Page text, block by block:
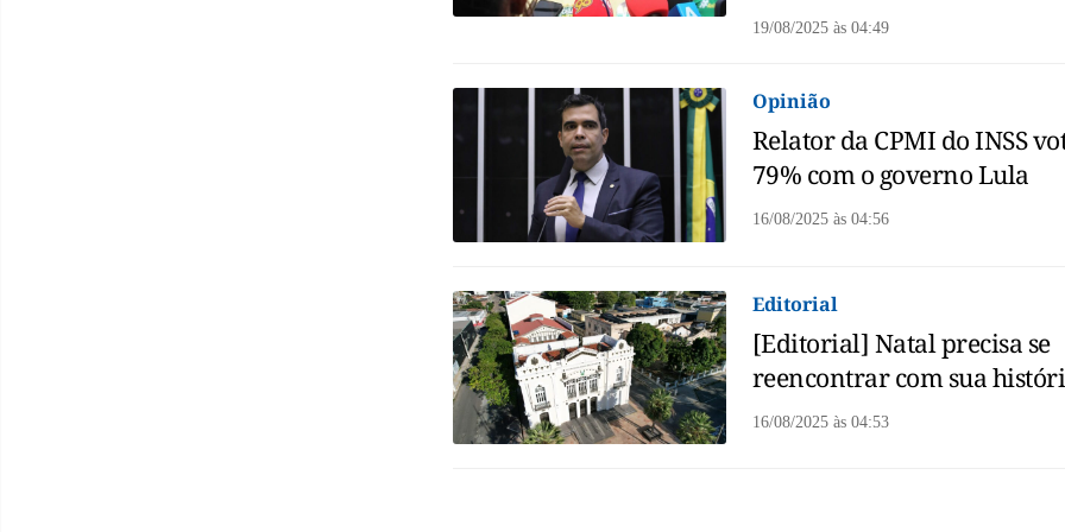
19/08/2025 às04:49
Opinião
Relator da CPMI do INSS
79% com o governo Lula
16/08/2025 às04:56
Editorial
[Editorial] Natal precisa se
reencontrar com sua
16/08/2025 às04:53